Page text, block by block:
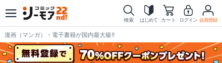
検索 はじめて カート ログイン 会員登録
漫画（マンガ）・電子書籍が国内最大級!!